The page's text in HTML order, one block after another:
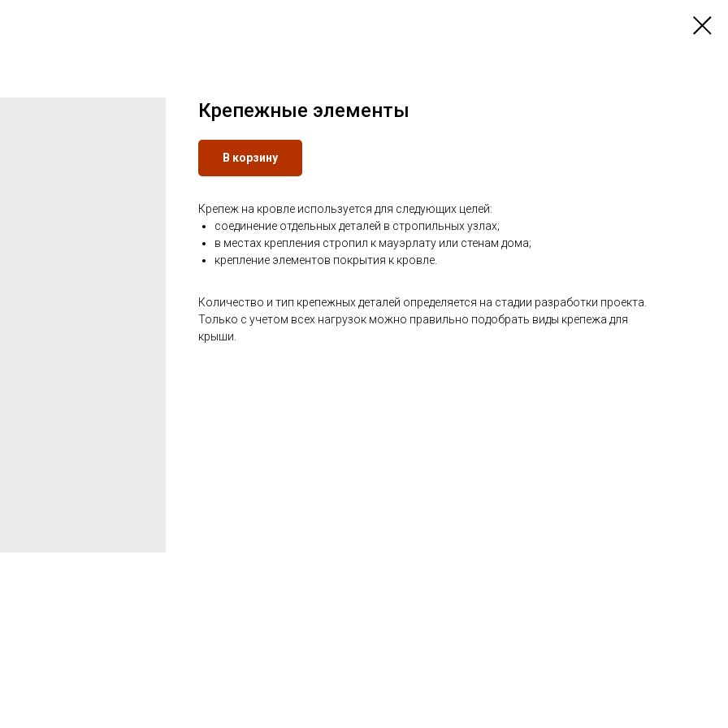
Крепежные элементы
В корзину
Крепеж на кровле используется для следующих целей:
соединение отдельных деталей в стропильных узлах;
в местах крепления стропил к мауэрлату или стенам дома;
крепление элементов покрытия к кровле.
Количество и тип крепежных деталей определяется на стадии разработки проекта.
Только с учетом всех нагрузок можно правильно подобрать виды крепежа для
крыши.